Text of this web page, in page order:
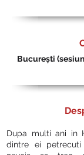
București
Dupa multi ani in
dintre ei